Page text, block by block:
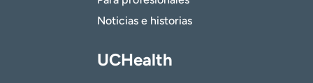
Noticias e historias
UCHealth